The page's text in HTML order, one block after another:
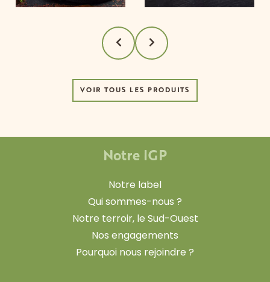
VOIR TOUS LES PRODUITS
Notre IGP
Notre label
Qui sommes-nous ?
Notre terroir, le Sud-Ouest
Nos engagements
Pourquoi nous rejoindre ?